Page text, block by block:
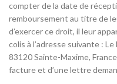
compter de la date de
remboursement au titre de
d’exercer ce droit, il leur
colis à l’adresse suivante :
83120 Sainte-Maxime,
facture et d’une lettre